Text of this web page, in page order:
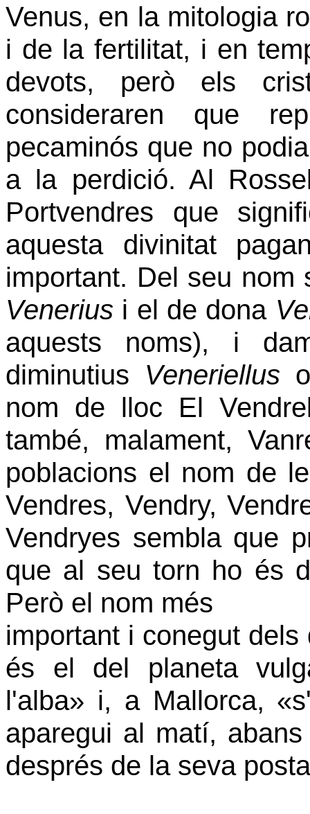
Venus, en la mitologia
i de la fertilitat, i en
devots, però els
consideraren que
pecaminós que no
a la perdició. Al
Portvendres que
aquesta divinitat
important. Del seu nom
Venerius i el de dona
aquests noms), i
diminutius Veneriellus
nom de lloc El
també, malament,
poblacions el nom de
Vendres, Vendry,
Vendryes sembla que
que al seu torn ho és
Però el nom més
important i conegut
és el del planeta
l'alba» i, a Mallorca,
aparegui al matí,
després de la seva